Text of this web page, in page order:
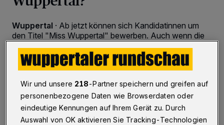
Wuppertal · Ab jetzt können sich Kandidatinnen um
den Titel "Miss Wuppertal" bewerben. Auch wenn die
Preise bescheiden sind, kann sich eine Bewerbung
auszahlen. Sie ist der erste Weg zur "Miss Germany".
27.08.2017 , 00:00 Uhr Eine Minute Lesezeit
Wir und unsere 218-Partner speichern und greifen auf
personenbezogene Daten wie Browserdaten oder
eindeutige Kennungen auf Ihrem Gerät zu. Durch
Auswahl von OK aktivieren Sie Tracking-Technologien